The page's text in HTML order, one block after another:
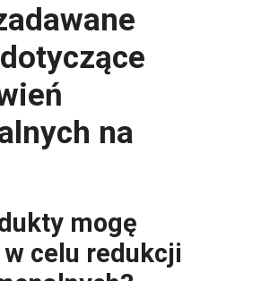
na
mogę
celu redukcji